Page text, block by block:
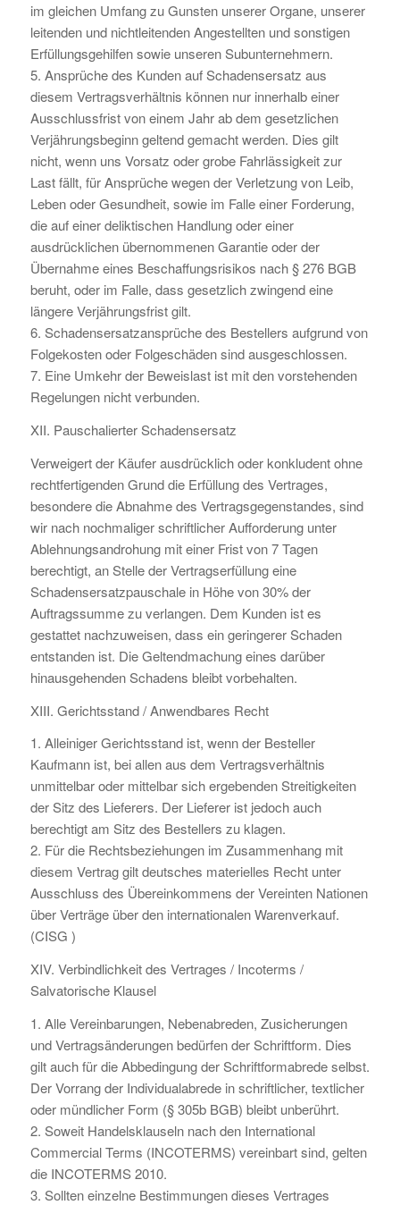
im gleichen Umfang zu Gunsten unserer Organe, unserer
leitenden und nichtleitenden Angestellten und sonstigen
Erfüllungsgehilfen sowie unseren Subunternehmern.
5. Ansprüche des Kunden auf Schadensersatz aus
diesem Vertragsverhältnis können nur innerhalb einer
Ausschlussfrist von einem Jahr ab dem gesetzlichen
Verjährungsbeginn geltend gemacht werden. Dies gilt
nicht, wenn uns Vorsatz oder grobe Fahrlässigkeit zur
Last fällt, für Ansprüche wegen der Verletzung von Leib,
Leben oder Gesundheit, sowie im Falle einer Forderung,
die auf einer deliktischen Handlung oder einer
ausdrücklichen übernommenen Garantie oder der
Übernahme eines Beschaffungsrisikos nach § 276 BGB
beruht, oder im Falle, dass gesetzlich zwingend eine
längere Verjährungsfrist gilt.
6. Schadensersatzansprüche des Bestellers aufgrund von
Folgekosten oder Folgeschäden sind ausgeschlossen.
7. Eine Umkehr der Beweislast ist mit den vorstehenden
Regelungen nicht verbunden.
XII. Pauschalierter Schadensersatz
Verweigert der Käufer ausdrücklich oder konkludent ohne
rechtfertigenden Grund die Erfüllung des Vertrages,
besondere die Abnahme des Vertragsgegenstandes, sind
wir nach nochmaliger schriftlicher Aufforderung unter
Ablehnungsandrohung mit einer Frist von 7 Tagen
berechtigt, an Stelle der Vertragserfüllung eine
Schadensersatzpauschale in Höhe von 30% der
Auftragssumme zu verlangen. Dem Kunden ist es
gestattet nachzuweisen, dass ein geringerer Schaden
entstanden ist. Die Geltendmachung eines darüber
hinausgehenden Schadens bleibt vorbehalten.
XIII. Gerichtsstand / Anwendbares Recht
1. Alleiniger Gerichtsstand ist, wenn der Besteller
Kaufmann ist, bei allen aus dem Vertragsverhältnis
unmittelbar oder mittelbar sich ergebenden Streitigkeiten
der Sitz des Lieferers. Der Lieferer ist jedoch auch
berechtigt am Sitz des Bestellers zu klagen.
2. Für die Rechtsbeziehungen im Zusammenhang mit
diesem Vertrag gilt deutsches materielles Recht unter
Ausschluss des Übereinkommens der Vereinten Nationen
über Verträge über den internationalen Warenverkauf.
(CISG )
XIV. Verbindlichkeit des Vertrages / Incoterms /
Salvatorische Klausel
1. Alle Vereinbarungen, Nebenabreden, Zusicherungen
und Vertragsänderungen bedürfen der Schriftform. Dies
gilt auch für die Abbedingung der Schriftformabrede selbst.
Der Vorrang der Individualabrede in schriftlicher, textlicher
oder mündlicher Form (§ 305b BGB) bleibt unberührt.
2. Soweit Handelsklauseln nach den International
Commercial Terms (INCOTERMS) vereinbart sind, gelten
die INCOTERMS 2010.
3. Sollten einzelne Bestimmungen dieses Vertrages